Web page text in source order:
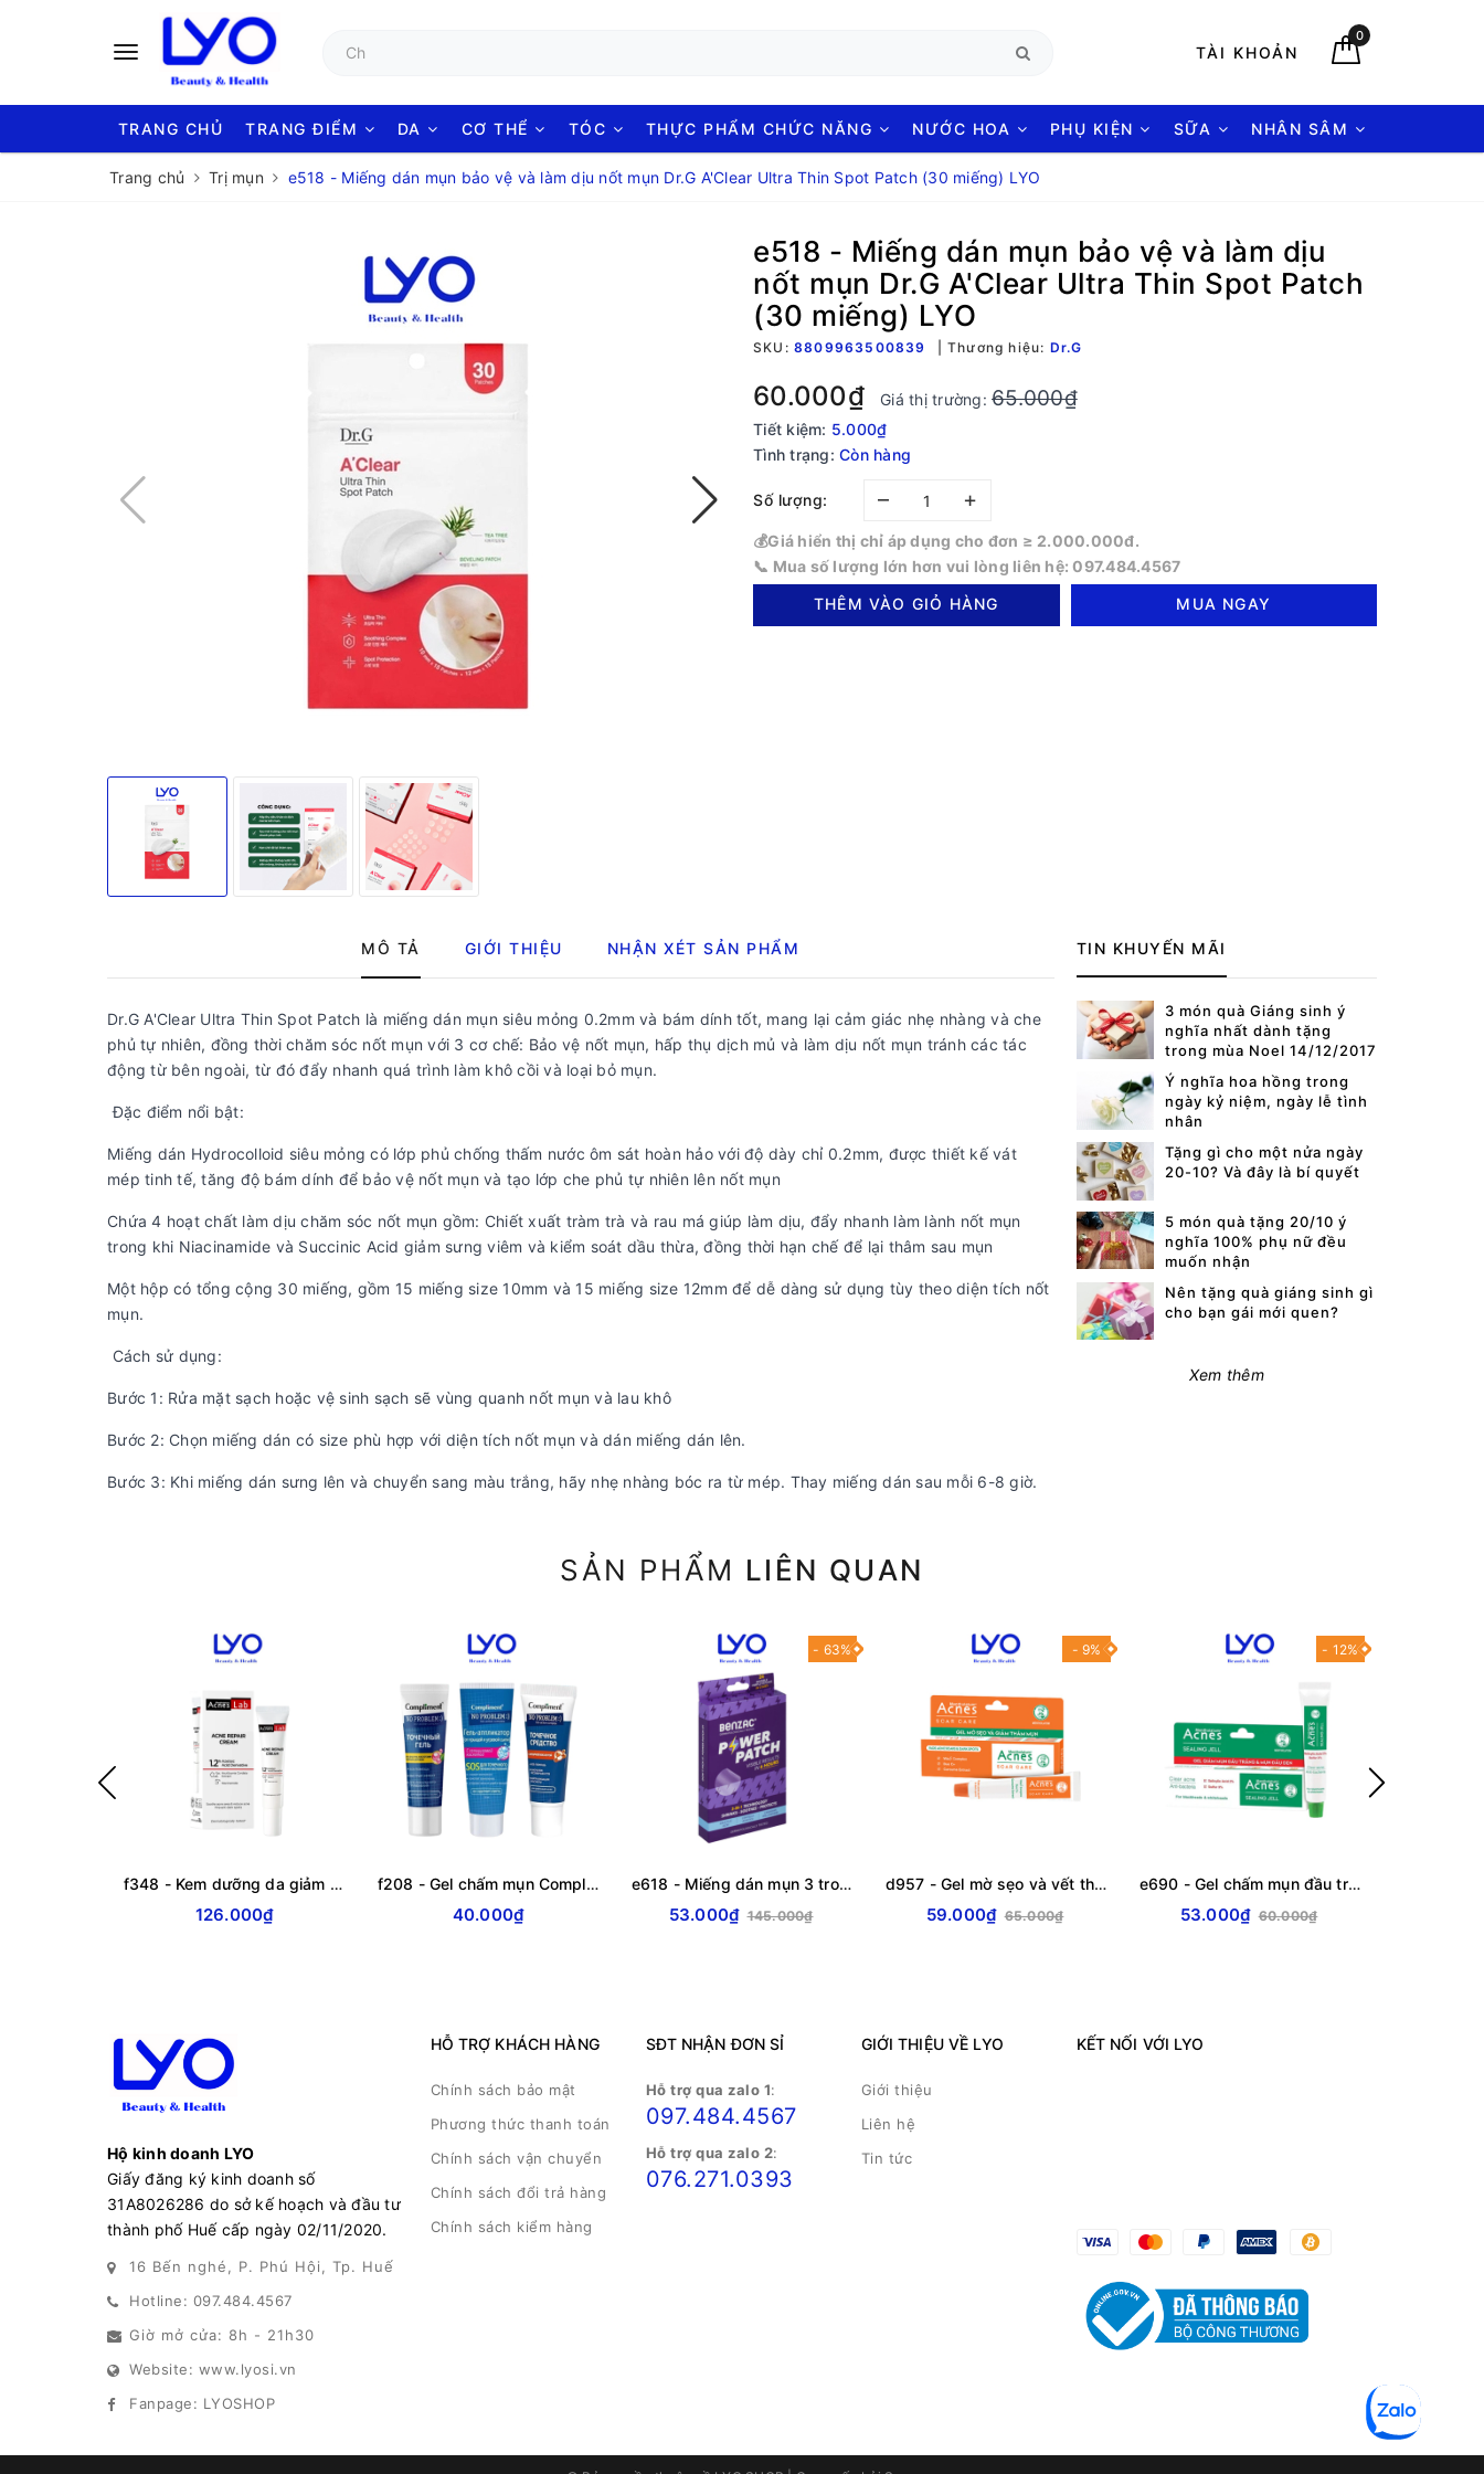
TÀI KHOẢN
0
TRANG CHỦ TRANG ĐIỂM DA CƠ THỂ TÓC THỰC PHẨM CHỨC NĂNG NƯỚC HOA PHỤ KIỆN SỮA NHÂN SÂM
Trang chủ Trị mụn e518 - Miếng dán mụn bảo vệ và làm dịu nốt mụn Dr.G A'Clear Ultra Thin Spot Patch (30 miếng) LYO
e518 - Miếng dán mụn bảo vệ và làm dịu
nốt mụn Dr.G A'Clear Ultra Thin Spot Patch
(30 miếng) LYO
SKU: 8809963500839 Thương hiệu: Dr.G
60.000₫ Giá thị trường: 65.000₫
Tiết kiệm: 5.000₫
Tình trạng: Còn hàng
Số lượng: – +
💰Giá hiển thị chỉ áp dụng cho đơn ≥ 2.000.000đ.
📞 Mua số lượng lớn hơn vui lòng liên hệ: 097.484.4567
THÊM VÀO GIỎ HÀNG
MUA NGAY
MÔ TẢ GIỚI THIỆU NHẬN XÉT SẢN PHẨM
Dr.G A'Clear Ultra Thin Spot Patch là miếng dán mụn siêu mỏng 0.2mm và bám dính tốt, mang lại cảm giác nhẹ nhàng và che
phủ tự nhiên, đồng thời chăm sóc nốt mụn với 3 cơ chế: Bảo vệ nốt mụn, hấp thụ dịch mủ và làm dịu nốt mụn tránh các tác
động từ bên ngoài, từ đó đẩy nhanh quá trình làm khô cồi và loại bỏ mụn.
️ Đặc điểm nổi bật:
Miếng dán Hydrocolloid siêu mỏng có lớp phủ chống thấm nước ôm sát hoàn hảo với độ dày chỉ 0.2mm, được thiết kế vát
mép tinh tế, tăng độ bám dính để bảo vệ nốt mụn và tạo lớp che phủ tự nhiên lên nốt mụn
Chứa 4 hoạt chất làm dịu chăm sóc nốt mụn gồm: Chiết xuất tràm trà và rau má giúp làm dịu, đẩy nhanh làm lành nốt mụn
trong khi Niacinamide và Succinic Acid giảm sưng viêm và kiểm soát dầu thừa, đồng thời hạn chế để lại thâm sau mụn
Một hộp có tổng cộng 30 miếng, gồm 15 miếng size 10mm và 15 miếng size 12mm để dễ dàng sử dụng tùy theo diện tích nốt
mụn.
️️️ Cách sử dụng:
Bước 1: Rửa mặt sạch hoặc vệ sinh sạch sẽ vùng quanh nốt mụn và lau khô
Bước 2: Chọn miếng dán có size phù hợp với diện tích nốt mụn và dán miếng dán lên.
Bước 3: Khi miếng dán sưng lên và chuyển sang màu trắng, hãy nhẹ nhàng bóc ra từ mép. Thay miếng dán sau mỗi 6-8 giờ.
TIN KHUYẾN MÃI
3 món quà Giáng sinh ý
nghĩa nhất dành tặng
trong mùa Noel 14/12/2017
Ý nghĩa hoa hồng trong
ngày kỷ niệm, ngày lễ tình
nhân
Tặng gì cho một nửa ngày
20-10? Và đây là bí quyết
5 món quà tặng 20/10 ý
nghĩa 100% phụ nữ đều
muốn nhận
Nên tặng quà giáng sinh gì
cho bạn gái mới quen?
Xem thêm
SẢN PHẨM LIÊN QUAN
f348 - Kem dưỡng da giảm mụn chuyên sâu Rohto Acnes Lab Acne Repair Cream 20g
126.000₫
f208 - Gel chấm mụn Compliment No Problem 25ml (Hàng Nga) LYO
40.000₫
- 63%
e618 - Miếng dán mụn 3 trong 1 BENZAC Power Patch x 12 miếng với Salicylic Acid
53.000₫ 145.000₫
- 9%
d957 - Gel mờ sẹo và vết thâm - Acnes Scar Care tuýp 12g
59.000₫ 65.000₫
- 12%
e690 - Gel chấm mụn đầu trắng và đầu đen Acnes Sealing Jell 18g
53.000₫ 60.000₫
Hộ kinh doanh LYO
Giấy đăng ký kinh doanh số
31A8026286 do sở kế hoạch và đầu tư
thành phố Huế cấp ngày 02/11/2020.
16 Bến nghé, P. Phú Hội, Tp. Huế
Hotline: 097.484.4567
Giờ mở cửa: 8h - 21h30
Website: www.lyosi.vn
Fanpage: LYOSHOP
HỖ TRỢ KHÁCH HÀNG
Chính sách bảo mật
Phương thức thanh toán
Chính sách vận chuyển
Chính sách đổi trả hàng
Chính sách kiểm hàng
SĐT NHẬN ĐƠN SỈ
Hỗ trợ qua zalo 1:
097.484.4567
Hỗ trợ qua zalo 2:
076.271.0393
GIỚI THIỆU VỀ LYO
Giới thiệu
Liên hệ
Tin tức
KẾT NỐI VỚI LYO